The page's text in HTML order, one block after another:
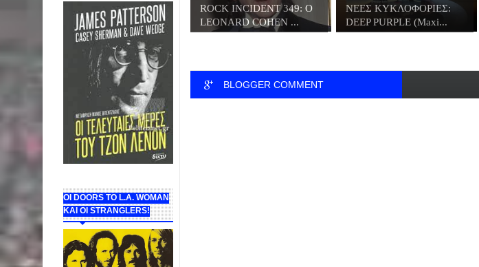
ΟΙ DOORS ΤΟ L.A. WOMAN
KAI OI STRANGLERS!
ROCK INCIDENT 349: O
LEONARD COHEN ...
ΝΕΕΣ ΚΥΚΛΟΦΟΡΙΕΣ:
DEEP PURPLE (Maxi...
BLOGGER COMMENT